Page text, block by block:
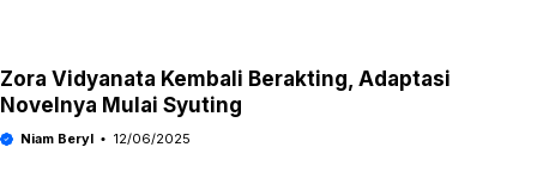
Zora Vidyanata Kembali Berakting, Adaptasi
Novelnya Mulai Syuting
Niam Beryl 12/06/2025